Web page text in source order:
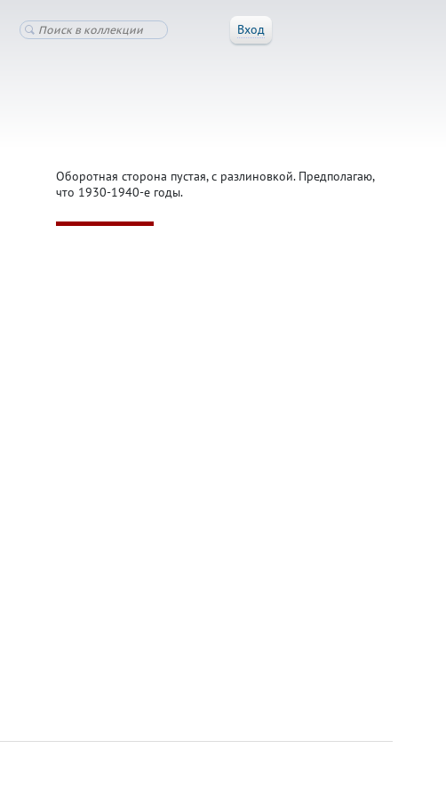
Вход
Оборотная сторона пустая, с разлиновкой. Предполагаю,
что 1930-1940-е годы.